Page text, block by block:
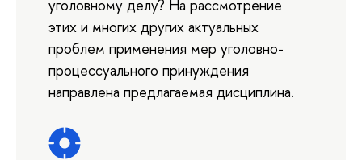
уголовному делу? На рассмотрение
этих и многих других актуальных
проблем применения мер уголовно-
процессуального принуждения
направлена предлагаемая дисциплина.